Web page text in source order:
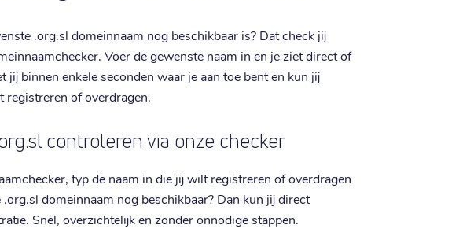
.org.sl domeinnaam nog beschikbaar is? Dat check jij
Voer de gewenste naam in en je ziet direct of
jij binnen enkele seconden waar je aan toe bent en kun jij
registreren of overdragen.
controleren via onze checker
typ de naam in die jij wilt registreren of overdragen
.org.sl domeinnaam nog beschikbaar? Dan kun jij direct
Snel, overzichtelijk en zonder onnodige stappen.